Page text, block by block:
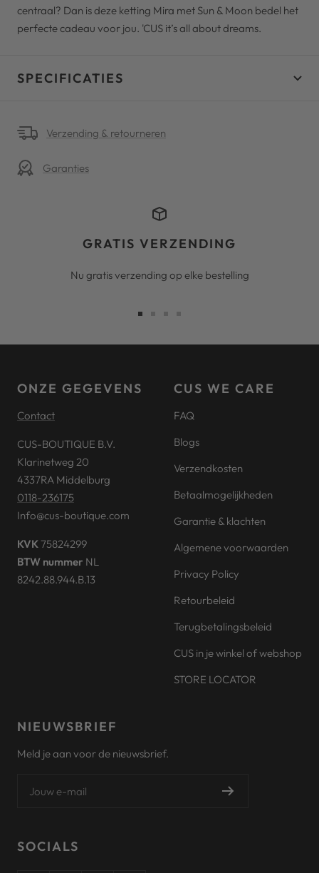
centraal? Dan is deze ketting Mira met Sun & Moon bedel het
perfecte cadeau voor jou. 'CUS it’s all about dreams.
SPECIFICATIES
Verzending & retourneren
Garanties
GRATIS VERZENDING
Nu gratis verzending op elke bestelling
ONZE GEGEVENS
Contact
CUS-BOUTIQUE B.V.
Klarinetweg 20
4337RA Middelburg
0118-236175
Info@cus-boutique.com
KVK75824299
BTW nummer NL
8242.88.944.B.13
CUS WE CARE
FAQ
Blogs
Verzendkosten
Betaalmogelijkheden
Garantie & klachten
Algemene voorwaarden
Privacy Policy
Retourbeleid
Terugbetalingsbeleid
CUS in je winkel of webshop
STORE LOCATOR
NIEUWSBRIEF
Meld je aan voor de nieuwsbrief.
Jouw e-mail
SOCIALS